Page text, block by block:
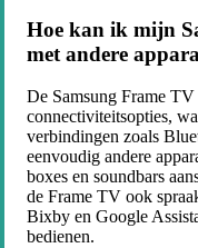
Hoe kan ik mijn
met andere
De Samsung Frame
connectiviteitsopties,
verbindingen zoals
eenvoudig andere
boxes en soundbars
de Frame TV ook
Bixby en Google
bedienen.